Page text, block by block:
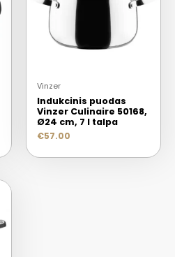
Vinzer
Indukcinis puodas
Vinzer Culinaire 50168,
Ø24 cm, 7 l talpa
€57.00